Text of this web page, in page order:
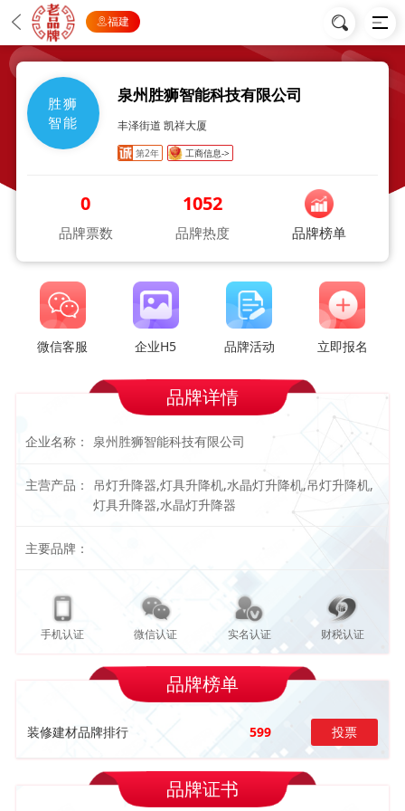
福建
胜狮
智能
泉州胜狮智能科技有限公司
丰泽街道 凯祥大厦
第2年 工商信息->
0
品牌票数
1052
品牌热度 品牌榜单
微信客服 企业H5 品牌活动 立即报名
品牌详情
企业名称： 泉州胜狮智能科技有限公司
主营产品：
吊灯升降器,灯具升降机,水晶灯升降机,吊灯升降机,
灯具升降器,水晶灯升降器
主要品牌：
手机认证 微信认证 实名认证 财税认证
品牌榜单
装修建材品牌排行 599 投票
品牌证书